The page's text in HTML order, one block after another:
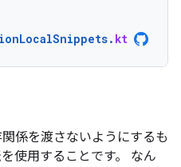
. kt
係を渡さないようにするも
使用することです。 なん